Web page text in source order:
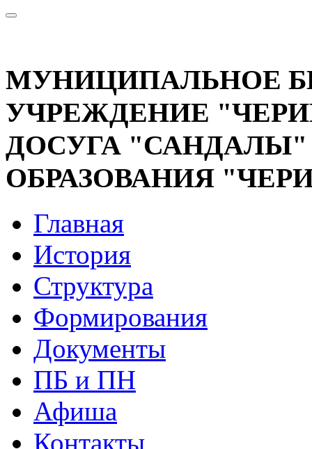
МУНИЦИПАЛЬНОЕ
УЧРЕЖДЕНИЕ
ДОСУГА
ОБРАЗОВАНИЯ
Главная
История
Структура
Формирования
Документы
ПБ и ПН
Афиша
Контакты